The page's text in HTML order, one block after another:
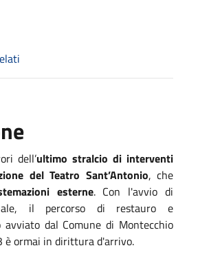
dell’ultimo stralcio di interventi
del Teatro Sant’Antonio, che
esterne. Con l'avvio di
il percorso di restauro e
avviato dal Comune di Montecchio
è ormai in dirittura d'arrivo.